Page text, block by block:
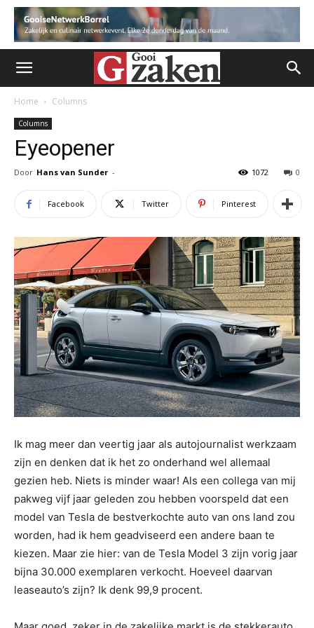
Home Columns
Columns
Eyeopener
Door Hans van Sunder - 0
1072
Facebook Twitter Pinterest
Ik mag meer dan veertig jaar als autojournalist werkzaam
zijn en denken dat ik het zo onderhand wel allemaal
gezien heb. Niets is minder waar! Als een collega van mij
pakweg vijf jaar geleden zou hebben voorspeld dat een
model van Tesla de bestverkochte auto van ons land zou
worden, had ik hem geadviseerd een andere baan te
kiezen. Maar zie hier: van de Tesla Model 3 zijn vorig jaar
bijna 30.000 exemplaren verkocht. Hoeveel daarvan
leaseauto’s zijn? Ik denk 99,9 procent.